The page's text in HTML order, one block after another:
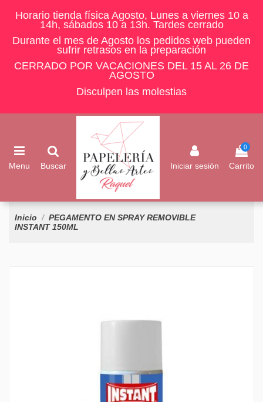
Horario tienda física Agosto, Lunes a viernes 10 a
14h, sábados 10 a 13h. Tardes cerrado
Durante el mes de Agosto los pedidos web pueden
sufrir retrasos en la preparación
CERRADO POR VACACIONES DEL 15 AL 26 DE
AGOSTO
Disculpen las molestias
Menu Buscar Iniciar sesión
0
Carrito
Inicio
PEGAMENTO EN SPRAY REMOVIBLE
INSTANT 150ML